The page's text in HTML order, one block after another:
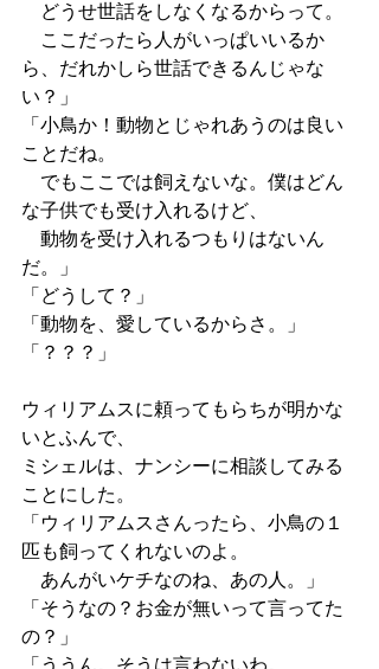
どうせ世話をしなくなるからって。
ここだったら人がいっぱいいるか
ら、だれかしら世話できるんじゃな
い？」
「小鳥か！動物とじゃれあうのは良い
ことだね。
でもここでは飼えないな。僕はどん
な子供でも受け入れるけど、
動物を受け入れるつもりはないん
だ。」
「どうして？」
「動物を、愛しているからさ。」
「？？？」
ウィリアムスに頼ってもらちが明かな
いとふんで、
ミシェルは、ナンシーに相談してみる
ことにした。
「ウィリアムスさんったら、小鳥の１
匹も飼ってくれないのよ。
あんがいケチなのね、あの人。」
「そうなの？お金が無いって言ってた
の？」
「ううん。そうは言わないわ。